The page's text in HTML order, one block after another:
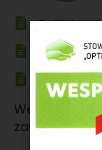
Polityka
Klauzula
Adres
Wewnętrzny
zawsze